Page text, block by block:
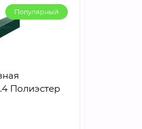
Популярный
Полиэстер